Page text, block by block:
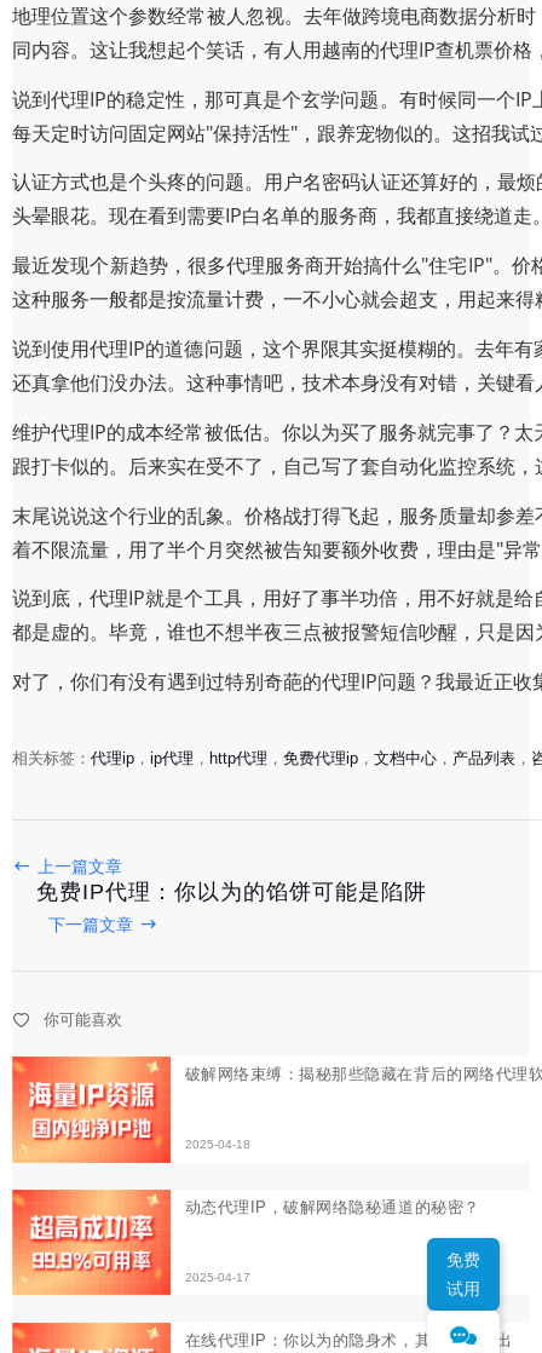
地理位置这个参数经常被人忽视。去年做跨境电商数据分析
同内容。这让我想起个笑话，有人用越南的代理IP查机票价
说到代理IP的稳定性，那可真是个玄学问题。有时候同一个
每天定时访问固定网站"保持活性"，跟养宠物似的。这招我试
认证方式也是个头疼的问题。用户名密码认证还算好的，最
头晕眼花。现在看到需要IP白名单的服务商，我都直接绕道走
最近发现个新趋势，很多代理服务商开始搞什么"住宅IP"。
这种服务一般都是按流量计费，一不小心就会超支，用起来得
说到使用代理IP的道德问题，这个界限其实挺模糊的。去年
还真拿他们没办法。这种事情吧，技术本身没有对错，关键看
维护代理IP的成本经常被低估。你以为买了服务就完事了？
跟打卡似的。后来实在受不了，自己写了套自动化监控系统，
末尾说说这个行业的乱象。价格战打得飞起，服务质量却参
着不限流量，用了半个月突然被告知要额外收费，理由是"异
说到底，代理IP就是个工具，用好了事半功倍，用不好就是
都是虚的。毕竟，谁也不想半夜三点被报警短信吵醒，只是
对了，你们有没有遇到过特别奇葩的代理IP问题？我最近正
相关标签： 代理ip ， ip代理 ， http代理 ， 免费代理ip ， 文档中心 ， 产品列表 ，
上一篇文章
免费IP代理：你以为的馅饼可能是陷阱
下一篇文章
你可能喜欢
免费
试用